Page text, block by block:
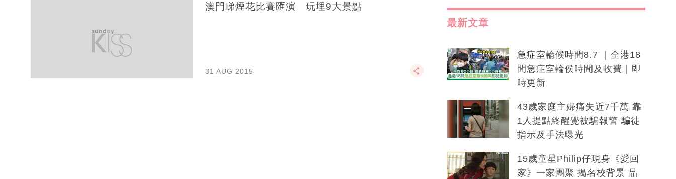
澳門睇煙花比賽匯演 玩埋9大景點
31 AUG 2015
最新文章
急症室輪候時間8.7 ｜全港18
間急症室輪侯時間及收費｜即
時更新
43歲家庭主婦痛失近7千萬 靠
1人提點終醒覺被騙報警 騙徒
指示及手法曝光
15歲童星Philip仔現身《愛回
家》一家團聚 揭名校背景 品